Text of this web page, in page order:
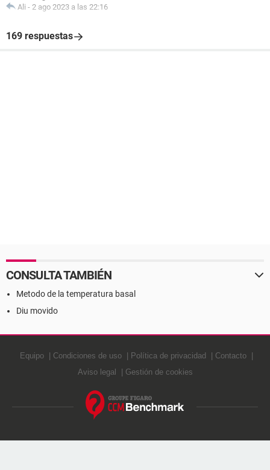
Ali - 2 ago 2023 a las 22:16
169 respuestas
CONSULTA TAMBIÉN
Metodo de la temperatura basal
Diu movido
Equipo Condiciones de uso Política de privacidad
Contacto
Aviso legal
Gestión de cookies